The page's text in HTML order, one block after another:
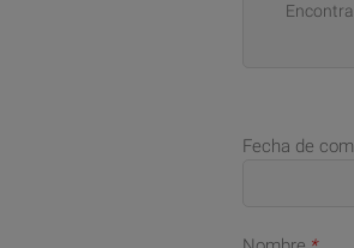
Fecha de